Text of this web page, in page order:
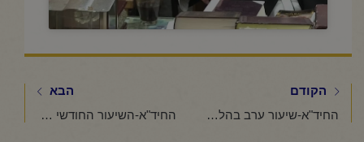
הקודם
החיד"א-שיעור ערב בהלכה ובאגדה-אור לכ"ד טבת תשפ"ו
הבא
החיד"א-השיעור החודשי לנשים-אור לכ"ז טבת תשפ"ו